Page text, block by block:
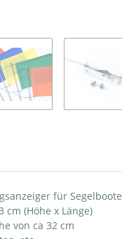
für Segelboote
cm (Höhe x Länge)
von ca 32 cm